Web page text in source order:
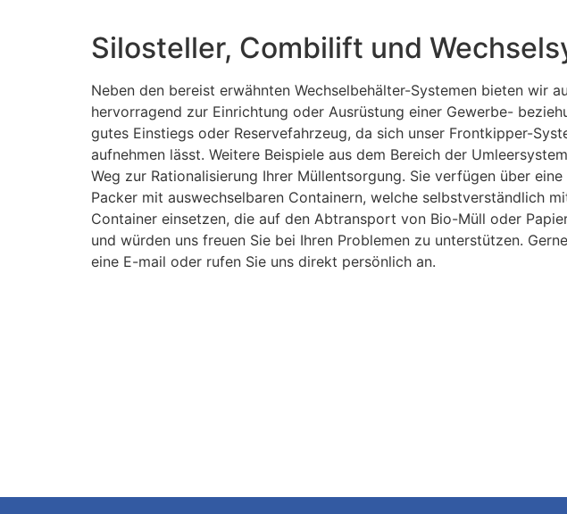
Silosteller, Combilift und
Neben den bereist erwähnten Wechselbehälter-Systemen bieten wir
hervorragend zur Einrichtung oder Ausrüstung einer Gewerbe-
gutes Einstiegs oder Reservefahrzeug, da sich unser Frontkipper-
aufnehmen lässt. Weitere Beispiele aus dem Bereich der
Weg zur Rationalisierung Ihrer Müllentsorgung. Sie verfügen über
Packer mit auswechselbaren Containern, welche selbstverständlich
Container einsetzen, die auf den Abtransport von Bio-Müll oder
und würden uns freuen Sie bei Ihren Problemen zu unterstützen.
eine E-mail oder rufen Sie uns direkt persönlich an.